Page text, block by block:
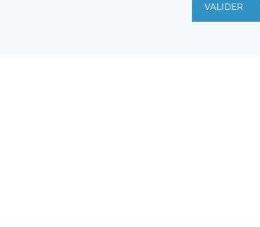
Vous avez également le droit d’introduire une réclamation
VALIDER